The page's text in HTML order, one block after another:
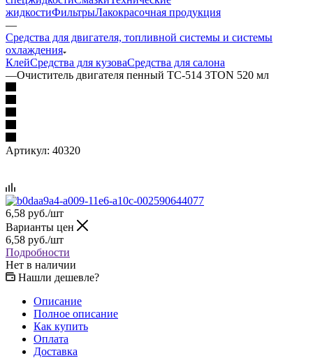
жидкостиФильтрыЛакокрасочная продукция
—
Средства для двигателя, топливной системы и системы
охлаждения
КлейСредства для кузоваСредства для салона
—Очиститель двигателя пенный ТС-514 3TON 520 мл
Артикул: 40320
6,58 руб./шт
Варианты цен
6,58 руб./шт
Подробности
Нет в наличии
Нашли дешевле?
Описание
Полное описание
Как купить
Оплата
Доставка